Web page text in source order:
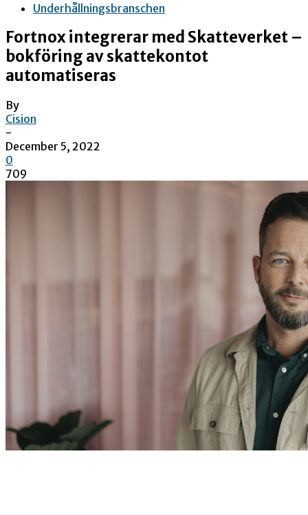
Underhållningsbranschen
Fortnox integrerar med Skatteverket –
bokföring av skattekontot
automatiseras
By
Cision
-
December 5, 2022
0
709